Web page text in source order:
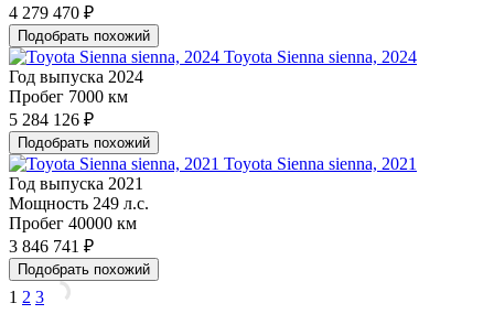
4 279 470 ₽
Подобрать похожий
Toyota Sienna sienna, 2024
Год выпуска 2024
Пробег 7000 км
5 284 126 ₽
Подобрать похожий
Toyota Sienna sienna, 2021
Год выпуска 2021
Мощность 249 л.с.
Пробег 40000 км
3 846 741 ₽
Подобрать похожий
1 2 3